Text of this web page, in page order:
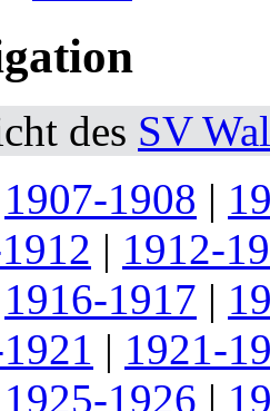
des SV
1907-1908 |
| 1912-
1916-1917 |
| 1921-
1925-1926 |